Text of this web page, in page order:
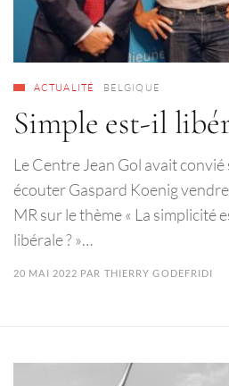
ACTUALITÉ BELGIQUE
Simple est-il
Le Centre Jean Gol avait
écouter Gaspard Koenig
MR sur le thème « La simplicité
libérale ? »…
20 MAI 2022 PAR THIERRY GODEFRIDI